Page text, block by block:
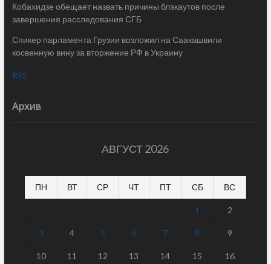
Кобахидзе обещает назвать причины блэкаутов после
завершения расследования СГБ
Спикер парламента Грузии возложил на Саакашвили
косвенную вину за вторжение РФ в Украину
RSS
Архив
АВГУСТ 2026
ПН ВТ СР ЧТ ПТ СБ ВС
1 2
3 4 5 6 7 8 9
10 11 12 13 14 15 16